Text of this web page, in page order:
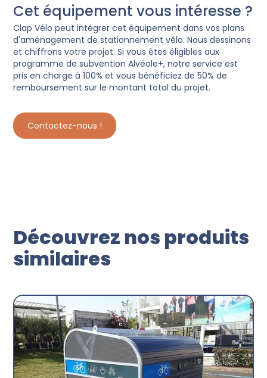
Cet équipement vous intéresse ?
Clap Vélo peut intégrer cet équipement dans vos plans
d'aménagement de stationnement vélo. Nous dessinons
et chiffrons votre projet. Si vous êtes éligibles aux
programme de subvention Alvéole+, notre service est
pris en charge à 100% et vous bénéficiez de 50% de
remboursement sur le montant total du projet.
Contactez-nous !
Découvrez nos produits
similaires